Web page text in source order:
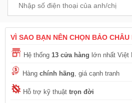
VÌ SAO BẠN NÊN CHỌN BẢO CHÂU
Hệ thống 13 cửa hàng lớn nhất Việt
Hàng chính hãng , giá cạnh tranh
Hỗ trợ kỹ thuật trọn đời